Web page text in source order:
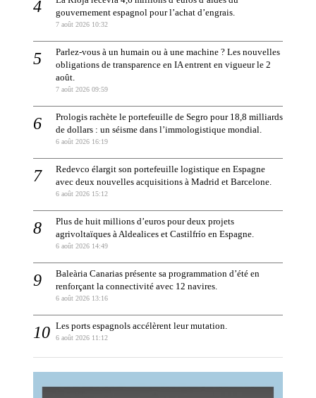
gouvernement espagnol pour l’achat d’engrais.
7 août 2026 10:32
Parlez-vous à un humain ou à une machine ? Les nouvelles
obligations de transparence en IA entrent en vigueur le 2
août.
7 août 2026 09:59
Prologis rachète le portefeuille de Segro pour 18,8 milliards
de dollars : un séisme dans l’immologistique mondial.
6 août 2026 16:19
Redevco élargit son portefeuille logistique en Espagne
avec deux nouvelles acquisitions à Madrid et Barcelone.
6 août 2026 15:12
Plus de huit millions d’euros pour deux projets
agrivoltaïques à Aldealices et Castilfrío en Espagne.
6 août 2026 14:49
Baleària Canarias présente sa programmation d’été en
renforçant la connectivité avec 12 navires.
6 août 2026 13:16
Les ports espagnols accélèrent leur mutation.
6 août 2026 11:12